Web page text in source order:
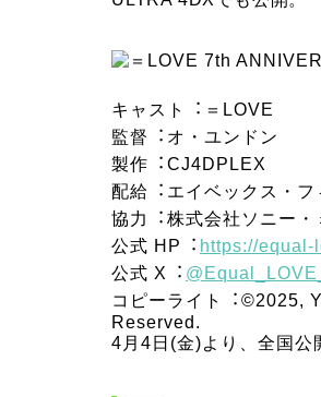
キャスト︓＝LOVE
監督︓オ・ユンドン
製作︓CJ4DPLEX
配給︓エイベックス・
協⼒︓株式会社ソニー
公式 HP︓ https://
公式 X︓
コピーライト︓©2025,
Reserved.
4月4日(金)より、全国公